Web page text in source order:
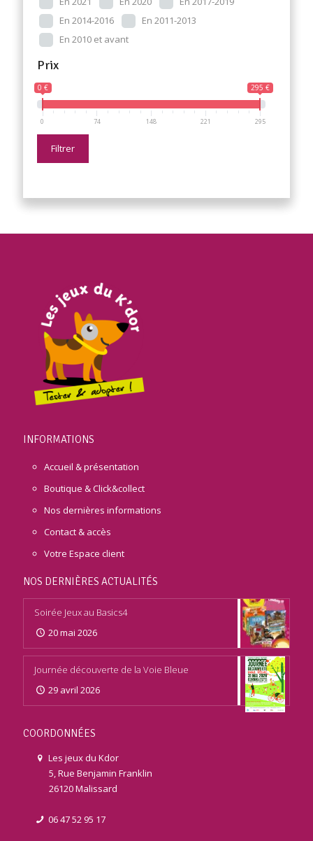
En 2014-2016
En 2011-2013
En 2010 et avant
Prix
0 € 295 €
0 74 148 221 295
Filtrer
INFORMATIONS
Accueil & présentation
Boutique & Click&collect
Nos dernières informations
Contact & accès
Votre Espace client
NOS DERNIÈRES ACTUALITÉS
Soirée Jeux au Basics4
20 mai 2026
Journée découverte de la Voie Bleue
29 avril 2026
COORDONNÉES
Les jeux du Kdor
5, Rue Benjamin Franklin
26120 Malissard
06 47 52 95 17